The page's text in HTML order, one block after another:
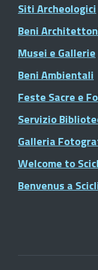
Siti Archeologici
Beni
Musei e Gallerie
Beni Ambientali
Feste Sacre e
Servizio
Galleria
Welcome to
Benvenus a